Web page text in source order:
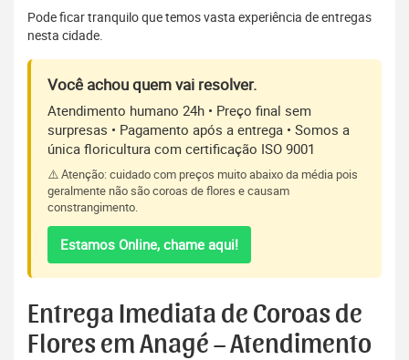
Pode ficar tranquilo que temos vasta experiência de entregas
nesta cidade.
Você achou quem vai resolver.
Atendimento humano 24h • Preço final sem
surpresas • Pagamento após a entrega • Somos a
única floricultura com certificação ISO 9001
⚠️ Atenção: cuidado com preços muito abaixo da média pois
geralmente não são coroas de flores e causam
constrangimento.
Estamos Online, chame aqui!
Entrega Imediata de Coroas de
Flores em Anagé – Atendimento